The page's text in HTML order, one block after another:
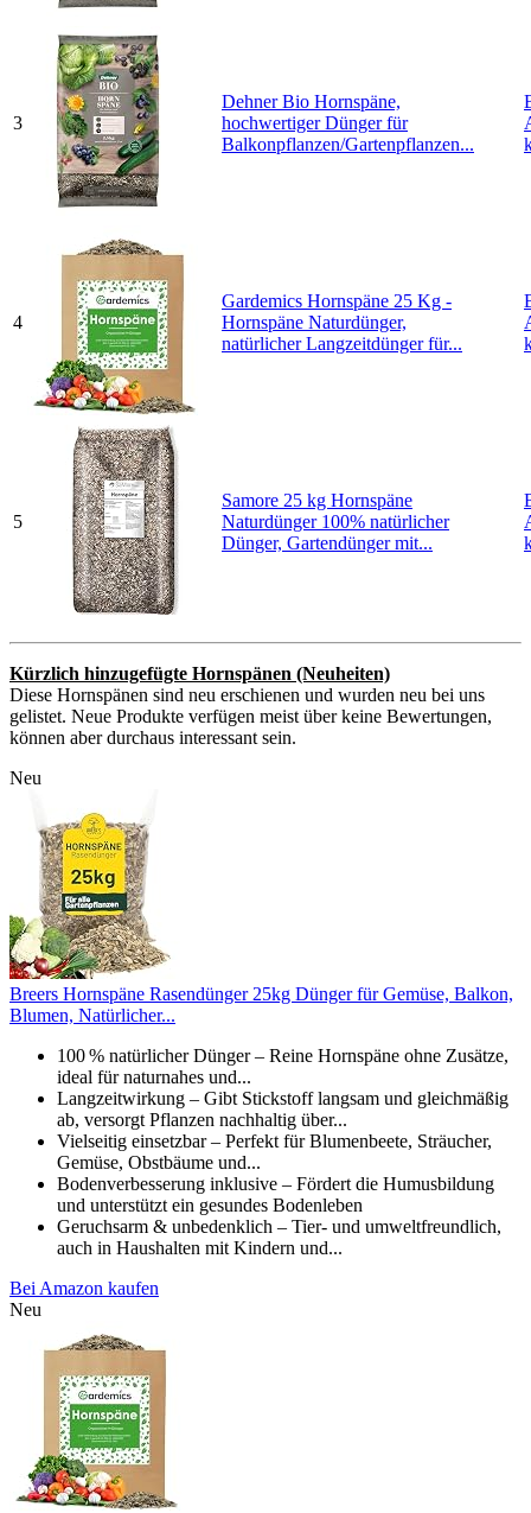
3
Dehner Bio Hornspäne,
hochwertiger Dünger für
Balkonpflanzen/Gartenpflanzen...
4
Gardemics Hornspäne 25 Kg -
Hornspäne Naturdünger,
natürlicher Langzeitdünger für...
5
Samore 25 kg Hornspäne
Naturdünger 100% natürlicher
Dünger, Gartendünger mit...
Kürzlich hinzugefügte Hornspänen (Neuheiten)
Diese Hornspänen sind neu erschienen und wurden neu bei uns
gelistet. Neue Produkte verfügen meist über keine Bewertungen,
können aber durchaus interessant sein.
Neu
Breers Hornspäne Rasendünger 25kg Dünger für Gemüse, Balkon,
Blumen, Natürlicher...
100 % natürlicher Dünger – Reine Hornspäne ohne Zusätze,
ideal für naturnahes und...
Langzeitwirkung – Gibt Stickstoff langsam und gleichmäßig
ab, versorgt Pflanzen nachhaltig über...
Vielseitig einsetzbar – Perfekt für Blumenbeete, Sträucher,
Gemüse, Obstbäume und...
Bodenverbesserung inklusive – Fördert die Humusbildung
und unterstützt ein gesundes Bodenleben
Geruchsarm & unbedenklich – Tier- und umweltfreundlich,
auch in Haushalten mit Kindern und...
Bei Amazon kaufen
Neu